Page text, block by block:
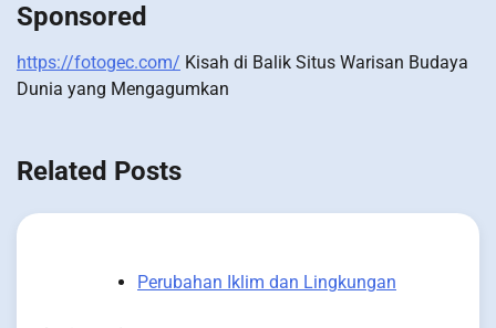
Sponsored
https://fotogec.com/ Kisah di Balik Situs Warisan Budaya
Dunia yang Mengagumkan
Related Posts
Perubahan Iklim dan Lingkungan